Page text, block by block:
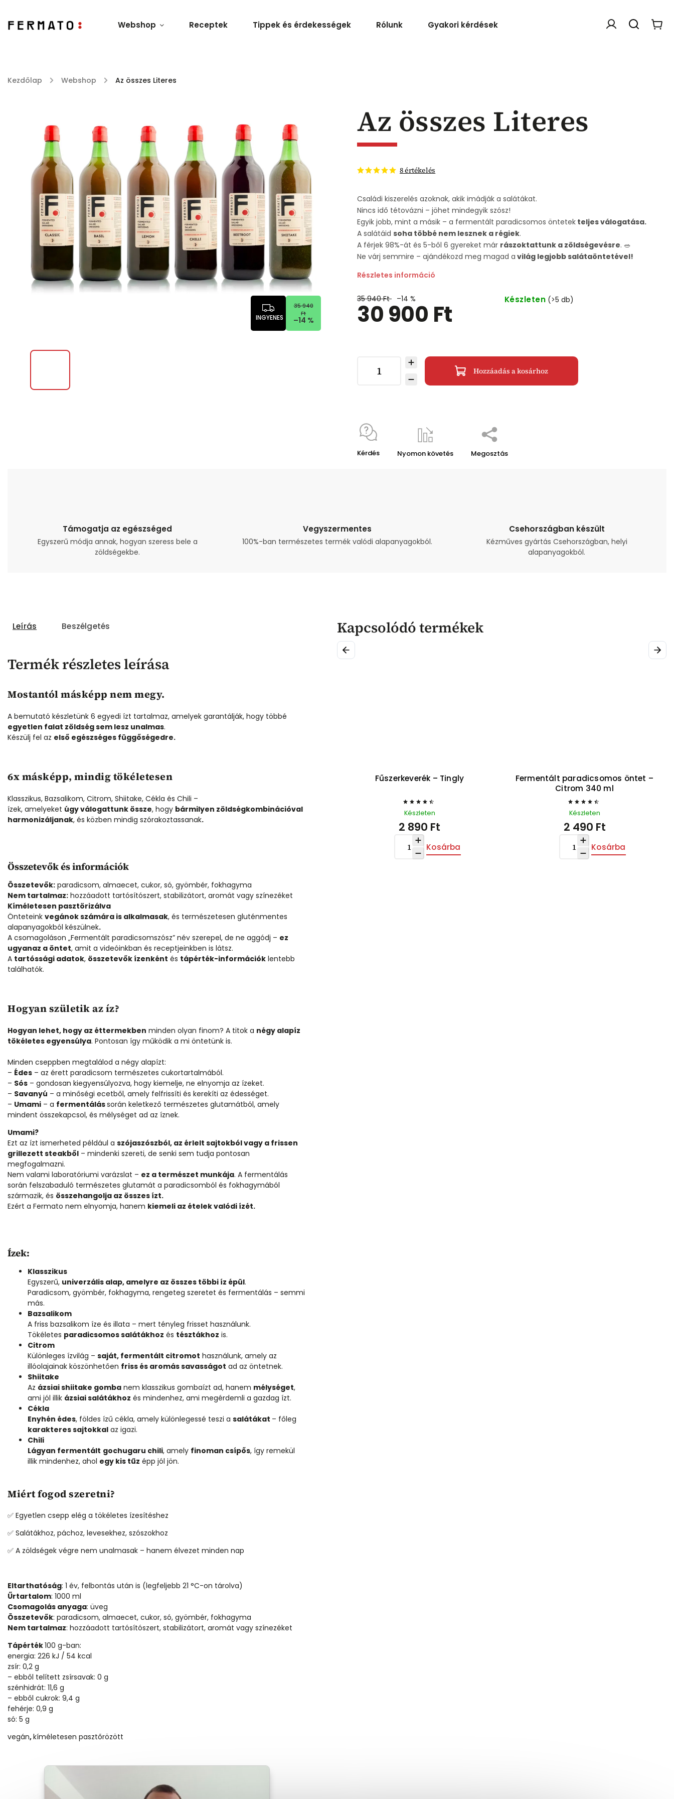
Webshop Receptek Tippek és érdekességek Rólunk Gyakori kérdések Webáruház értékelése
Kezdőlap / Webshop / Az összes Literes
INGYENES
35 940
Ft
–14 %
Az összes Literes
8 értékelés
Családi kiszerelés azoknak, akik imádják a salátákat.
Nincs idő tétovázni – jöhet mindegyik szósz!
Egyik jobb, mint a másik – a fermentált paradicsomos öntetek teljes válogatása.
A salátáidsoha többé nem lesznek a régiek.
A férjek 98%-át és 5-ből 6 gyereket már rászoktattunk a zöldségevésre. 🥗
Ne várj semmire – ajándékozd meg magad a világ legjobb salátaöntetével!
Részletes információ
35 940 Ft –14 %
30 900 Ft
Készleten (>5 db)
Hozzáadás a kosárhoz
Kérdés Nyomon követés Megosztás
Támogatja az egészséged
Egyszerű módja annak, hogyan szeress bele a
zöldségekbe.
Vegyszermentes
100%-ban természetes termék valódi alapanyagokból.
Csehországban készült
Kézműves gyártás Csehországban, helyi
alapanyagokból.
Leírás Beszélgetés
Termék részletes leírása
Mostantól másképp nem megy.
A bemutató készletünk 6 egyedi ízt tartalmaz, amelyek garantálják, hogy többé
egyetlen falat zöldség sem lesz unalmas.
Készülj fel az első egészséges függőségedre.
6x másképp, mindig tökéletesen
Klasszikus, Bazsalikom, Citrom, Shiitake, Cékla és Chili –
ízek, amelyeket úgy válogattunk össze, hogy bármilyen zöldségkombinációval
harmonizáljanak, és közben mindig szórakoztassanak.
Összetevők és információk
Összetevők: paradicsom, almaecet, cukor, só, gyömbér, fokhagyma
Nem tartalmaz: hozzáadott tartósítószert, stabilizátort, aromát vagy színezéket
Kíméletesen pasztörizálva
Önteteink vegánok számára is alkalmasak, és természetesen gluténmentes
alapanyagokból készülnek.
A csomagoláson „Fermentált paradicsomszósz” név szerepel, de ne aggódj – ez
ugyanaz a öntet, amit a videóinkban és receptjeinkben is látsz.
A tartóssági adatok, összetevők ízenként és tápérték-információk lentebb
találhatók.
Hogyan születik az íz?
Hogyan lehet, hogy az éttermekben minden olyan finom? A titok a négy alapíz
tökéletes egyensúlya. Pontosan így működik a mi öntetünk is.
Minden cseppben megtalálod a négy alapízt:
– Édes – az érett paradicsom természetes cukortartalmából.
– Sós – gondosan kiegyensúlyozva, hogy kiemelje, ne elnyomja az ízeket.
– Savanyú – a minőségi ecetből, amely felfrissíti és kerekíti az édességet.
– Umami – a fermentálássorán keletkező természetes glutamátból, amely
mindent összekapcsol, és mélységet ad az íznek.
Umami?
Ezt az ízt ismerheted például a szójaszószból, az érlelt sajtokból vagy a frissen
grillezett steakből – mindenki szereti, de senki sem tudja pontosan
megfogalmazni.
Nem valami laboratóriumi varázslat – ez a természet munkája. A fermentálás
során felszabaduló természetes glutamát a paradicsomból és fokhagymából
származik, és összehangolja az összes ízt.
Ezért a Fermato nem elnyomja, hanem kiemeli az ételek valódi ízét.
Ízek:
Klasszikus
Egyszerű, univerzális alap, amelyre az összes többi íz épül.
Paradicsom, gyömbér, fokhagyma, rengeteg szeretet és fermentálás – semmi
más.
Bazsalikom
A friss bazsalikom íze és illata – mert tényleg frisset használunk.
Tökéletes paradicsomos salátákhoz és tésztákhoz is.
Citrom
Különleges ízvilág – saját, fermentált citromot használunk, amely az
illóolajainak köszönhetően friss és aromás savasságot ad az öntetnek.
Shiitake
Az ázsiai shiitake gomba nem klasszikus gombaízt ad, hanem mélységet,
ami jól illik ázsiai salátákhoz és mindenhez, ami megérdemli a gazdag ízt.
Cékla
Enyhén édes, földes ízű cékla, amely különlegessé teszi a salátákat – főleg
karakteres sajtokkal az igazi.
Chili
Lágyan fermentált gochugaru chili, amely finoman csípős, így remekül
illik mindenhez, ahol egy kis tűz épp jól jön.
Miért fogod szeretni?
✅ Egyetlen csepp elég a tökéletes ízesítéshez
✅ Salátákhoz, páchoz, levesekhez, szószokhoz
✅ A zöldségek végre nem unalmasak – hanem élvezet minden nap
Eltarthatóság: 1 év, felbontás után is (legfeljebb 21 °C-on tárolva)
Űrtartalom: 1000 ml
Csomagolás anyaga: üveg
Összetevők: paradicsom, almaecet, cukor, só, gyömbér, fokhagyma
Nem tartalmaz: hozzáadott tartósítószert, stabilizátort, aromát vagy színezéket
Tápérték100 g-ban:
energia: 226 kJ / 54 kcal
zsír: 0,2 g
– ebből telített zsírsavak: 0 g
szénhidrát: 11,6 g
– ebből cukrok: 9,4 g
fehérje: 0,9 g
só: 5 g
vegán,kíméletesen pasztőrözött
Kapcsolódó termékek
Previous
öntet –
Ft
Fermentált paradicsomos öntet –
Készleten
5 990 Ft
Fűszerkeverék – Tingly
Fermentált paradicsomos öntet –
Fermentált
Next